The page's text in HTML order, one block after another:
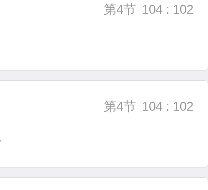
第4节 104 : 102
第4节 104 : 102